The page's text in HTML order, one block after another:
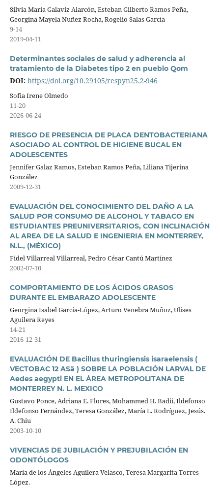
Silvia María Galaviz Alarcón, Esteban Gilberto Ramos Peña,
Georgina Mayela Nuñez Rocha, Rogelio Salas García
9-14
2019-04-11
Determinantes sociales de salud y adherencia al
tratamiento de la Diabetes tipo 2 en pueblo Qom
DOI: https://doi.org/10.29105/respyn25.2-946
Sofia Irene Olmedo
11-20
2026-06-24
RIESGO DE PRESENCIA DE PLACA DENTOBACTERIANA
ASOCIADO AL CONTROL DE HIGIENE BUCAL EN
ADOLESCENTES
Jennifer Galaz Ramos, Esteban Ramos Peña, Liliana Tijerina
González
2009-12-31
EVALUACIÓN DEL CONOCIMIENTO DEL DAÑO A LA
SALUD POR CONSUMO DE ALCOHOL Y TABACO EN
ESTUDIANTES PREUNIVERSITARIOS, CON INCLINACIÓN
AL AREA DE LA SALUD E INGENIERIA EN MONTERREY,
N.L., (MÉXICO)
Fidel Villarreal Villarreal, Pedro César Cantú Martínez
2002-07-10
COMPORTAMIENTO DE LOS ÁCIDOS GRASOS
DURANTE EL EMBARAZO ADOLESCENTE
Georgina Isabel García-López, Arturo Venebra Muñoz, Ulises
Aguilera Reyes
14-21
2016-12-31
EVALUACIÓN DE Bacillus thuringiensis isaraelensis (
VECTOBAC 12 ASâ ) SOBRE LA POBLACIÓN LARVAL DE
Aedes aegypti EN EL ÁREA METROPOLITANA DE
MONTERREY N. L. MEXICO
Gustavo Ponce, Adriana E. Flores, Mohammed H. Badii, Ildefonso
Ildefonso Fernández, Teresa González, María L. Rodríguez, Jesús.
A. Chiu
2003-10-10
VIVENCIAS DE JUBILACIÓN Y PREJUBILACIÓN EN
ODONTÓLOGOS
María de los Ángeles Aguilera Velasco, Teresa Margarita Torres
López.